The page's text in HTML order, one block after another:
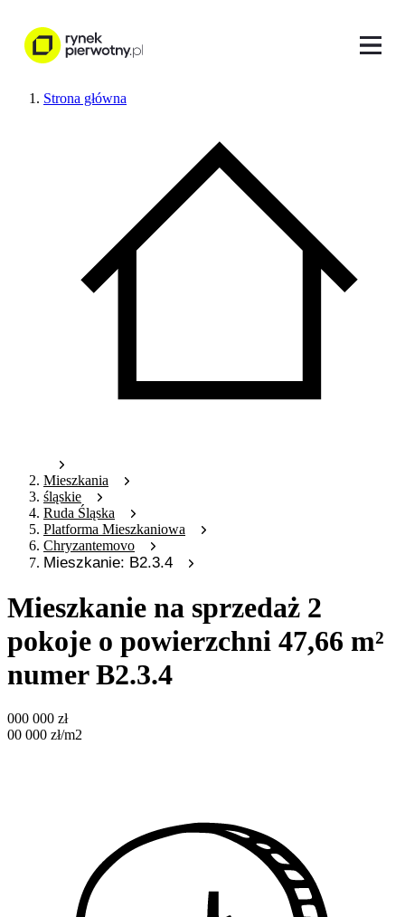
Strona główna
Mieszkania
śląskie
Ruda Śląska
Platforma Mieszkaniowa
Chryzantemovo
Mieszkanie: B2.3.4
Mieszkanie na sprzedaż 2
pokoje o powierzchni 47,66 m²
numer B2.3.4
000 000 zł
00 000 zł/m2